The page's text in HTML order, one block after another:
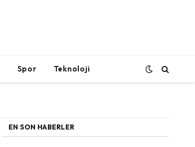
Spor Teknoloji
EN SON HABERLER